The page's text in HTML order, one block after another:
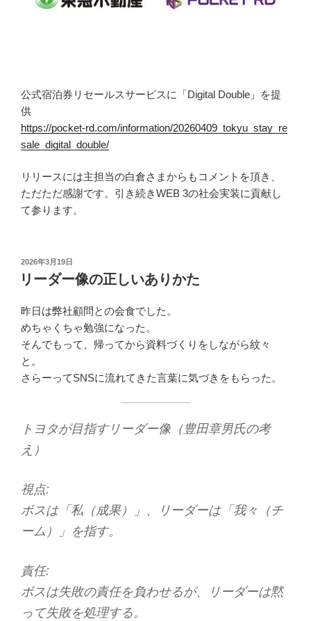
公式宿泊券リセールスサービスに「Digital Double」を提
供
https://pocket-rd.com/information/20260409_tokyu_stay_re
sale_digital_double/
リリースには主担当の白倉さまからもコメントを頂き、
ただただ感謝です。引き続きWEB 3の社会実装に貢献し
て参ります。
投
稿
日:
2026年3月19日
リーダー像の正しいありかた
昨日は弊社顧問との会食でした。
めちゃくちゃ勉強になった。
そんでもって、帰ってから資料づくりをしながら紋々
と。
さらーってSNSに流れてきた言葉に気づきをもらった。
トヨタが目指すリーダー像（豊田章男氏の考
え）
視点:
ボスは「私（成果）」、リーダーは「我々（チ
ーム）」を指す。
責任:
ボスは失敗の責任を負わせるが、リーダーは黙
って失敗を処理する。